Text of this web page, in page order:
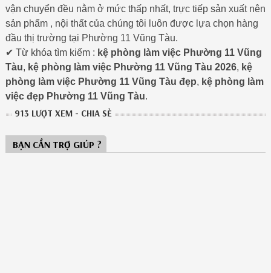
vận chuyển đều nằm ở mức thấp nhất, trực tiếp sản xuất nên
sản phẩm , nội thất của chúng tôi luôn được lựa chọn hàng
đầu thị trường tại Phường 11 Vũng Tàu.
✔ Từ khóa tìm kiếm : kệ phòng làm việc Phường 11 Vũng
Tàu, kệ phòng làm việc Phường 11 Vũng Tàu 2026, kệ
phòng làm việc Phường 11 Vũng Tàu đẹp, kệ phòng làm
việc đẹp Phường 11 Vũng Tàu.
913 LƯỢT XEM - CHIA SẺ
BẠN CẦN TRỢ GIÚP ?